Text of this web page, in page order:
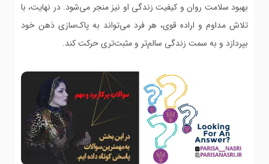
بهبود سلامت روان و کیفیت زندگی او نیز منجر می‌شود. در نهایت، با
تلاش مداوم و اراده قوی، هر فرد می‌تواند به پاک‌سازی ذهن خود
بپردازد و به سمت زندگی سالم‌تر و مثبت‌تری حرکت کند.